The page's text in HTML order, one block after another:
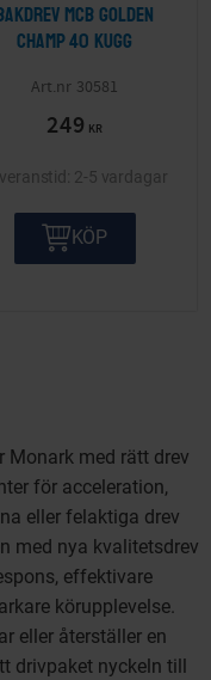
MCB Golden
Champ 40 kugg
30581
249 KR
2-5 vardagar
KÖP
Monark med rätt drev
för acceleration,
eller felaktiga drev
med nya kvalitetsdrev
effektivare
körupplevelse.
eller återställer en
drivpaket nyckeln till